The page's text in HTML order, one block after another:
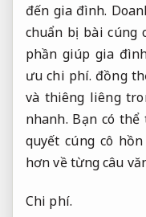
đến gia đình.
chuẩn bị bài cúng
phần giúp gia
ưu chi phí. đồng
và thiêng liêng
nhanh. Bạn có
quyết cúng cô
hơn về từng câu
Chi phí.